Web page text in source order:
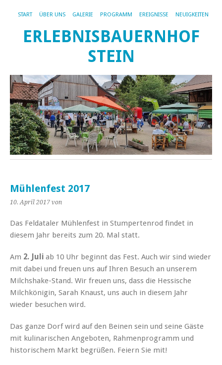
START ÜBER UNS GALERIE PROGRAMM EREIGNISSE NEUIGKEITEN
ERLEBNISBAUERNHOF
STEIN
Mühlenfest 2017
10. April 2017 von
Das Feldataler Mühlenfest in Stumpertenrod findet in
diesem Jahr bereits zum 20. Mal statt.
Am 2. Juli ab 10 Uhr beginnt das Fest. Auch wir sind wieder
mit dabei und freuen uns auf Ihren Besuch an unserem
Milchshake-Stand. Wir freuen uns, dass die Hessische
Milchkönigin, Sarah Knaust, uns auch in diesem Jahr
wieder besuchen wird.
Das ganze Dorf wird auf den Beinen sein und seine Gäste
mit kulinarischen Angeboten, Rahmenprogramm und
historischem Markt begrüßen. Feiern Sie mit!